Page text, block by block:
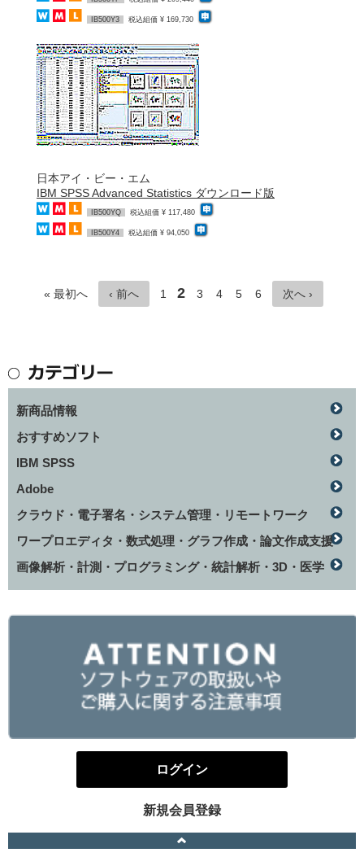
IB500Y3 税込組価 ¥ 169,730
日本アイ・ビー・エム
IBM SPSS Advanced Statistics ダウンロード版
IB500YQ 税込組価 ¥ 117,480
IB500Y4 税込組価 ¥ 94,050
« 最初へ ‹ 前へ 1 2 3 4 5 6 次へ ›
新商品情報
おすすめソフト
IBM SPSS
Adobe
クラウド・電子署名・システム管理・リモートワーク
ワープロエディタ・数式処理・グラフ作成・論文作成支援
画像解析・計測・プログラミング・統計解析・3D・医学
ログイン
新規会員登録